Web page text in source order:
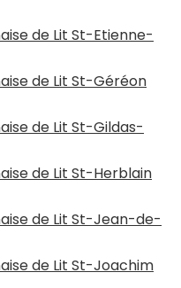
de Lit St-Etienne-
de Lit St-Géréon
de Lit St-Gildas-
de Lit St-Herblain
de Lit St-Jean-de-
de Lit St-Joachim